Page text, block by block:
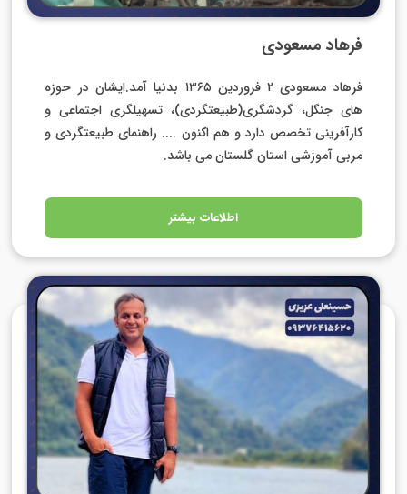
فرهاد مسعودی
فرهاد مسعودی ۲ فروردین ۱۳۶۵ بدنیا آمد.ایشان در حوزه
های جنگل، گردشگری(طبیعتگردی)، تسهیلگری اجتماعی و
کارآفرینی تخصص دارد و هم اکنون .... راهنمای طبیعتگردی و
مربی آموزشی استان گلستان می باشد.
اطلاعات بیشتر